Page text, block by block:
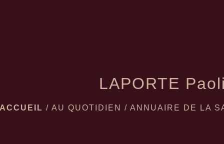
LAPORTE
/ AU QUOTIDIEN / ANNUAIRE DE LA